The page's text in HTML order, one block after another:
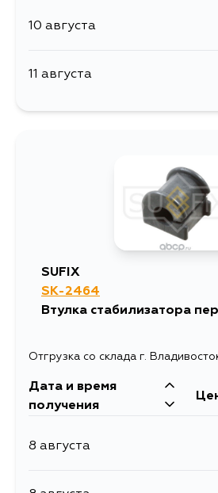
10 августа
11 августа
SUFIX
SK-2464
Втулка стабилизатора
Отгрузка со склада г.
Дата и время
получения
8 августа